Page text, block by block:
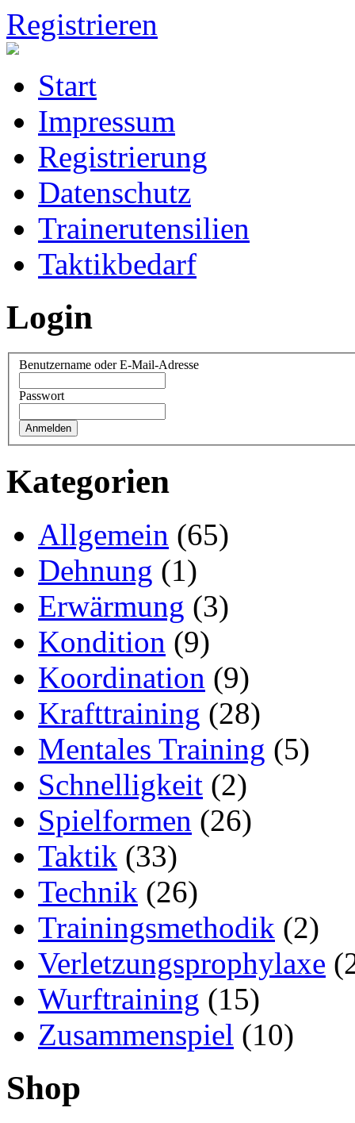
Registrieren
Start
Impressum
Registrierung
Datenschutz
Trainerutensilien
Taktikbedarf
Login
Benutzername oder E-Mail-Adresse
Passwort
Kategorien
Allgemein (65)
Dehnung (1)
Erwärmung (3)
Kondition (9)
Koordination (9)
Krafttraining (28)
Mentales Training (5)
Schnelligkeit (2)
Spielformen (26)
Taktik (33)
Technik (26)
Trainingsmethodik (2)
Verletzungsprophylaxe
Wurftraining (15)
Zusammenspiel (10)
Shop